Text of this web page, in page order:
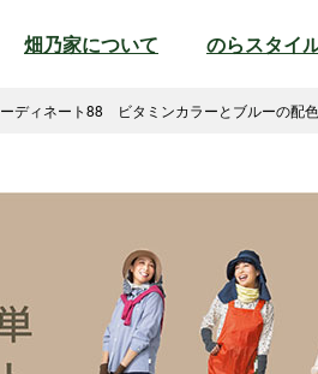
畑乃家について のらスタイ
検索
ディネート88 ビタミンカラーとブルーの配